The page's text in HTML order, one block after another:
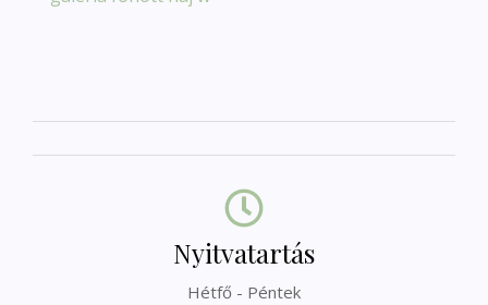
Nyitvatartás
Hétfő - Péntek